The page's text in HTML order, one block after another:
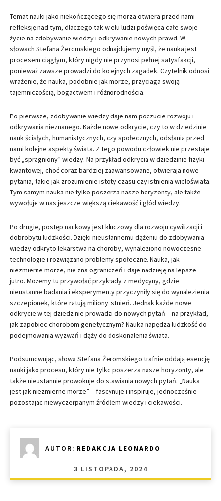
Temat nauki jako niekończącego się morza otwiera przed nami
refleksję nad tym, dlaczego tak wielu ludzi poświęca całe swoje
życie na zdobywanie wiedzy i odkrywanie nowych prawd. W
słowach Stefana Żeromskiego odnajdujemy myśl, że nauka jest
procesem ciągłym, który nigdy nie przynosi pełnej satysfakcji,
ponieważ zawsze prowadzi do kolejnych zagadek. Czytelnik odnosi
wrażenie, że nauka, podobnie jak morze, przyciąga swoją
tajemniczością, bogactwem i różnorodnością.
Po pierwsze, zdobywanie wiedzy daje nam poczucie rozwoju i
odkrywania nieznanego. Każde nowe odkrycie, czy to w dziedzinie
nauk ścisłych, humanistycznych, czy społecznych, odsłania przed
nami kolejne aspekty świata. Z tego powodu człowiek nie przestaje
być „spragniony” wiedzy. Na przykład odkrycia w dziedzinie fizyki
kwantowej, choć coraz bardziej zaawansowane, otwierają nowe
pytania, takie jak zrozumienie istoty czasu czy istnienia wieloświata.
Tym samym nauka nie tylko poszerza nasze horyzonty, ale także
wywołuje w nas jeszcze większą ciekawość i głód wiedzy.
Po drugie, postęp naukowy jest kluczowy dla rozwoju cywilizacji i
dobrobytu ludzkości. Dzięki nieustannemu dążeniu do zdobywania
wiedzy odkryto lekarstwa na choroby, wynaleziono nowoczesne
technologie i rozwiązano problemy społeczne. Nauka, jak
niezmierne morze, nie zna ograniczeń i daje nadzieję na lepsze
jutro. Możemy tu przywołać przykłady z medycyny, gdzie
nieustanne badania i eksperymenty przyczyniły się do wynalezienia
szczepionek, które ratują miliony istnień. Jednak każde nowe
odkrycie w tej dziedzinie prowadzi do nowych pytań – na przykład,
jak zapobiec chorobom genetycznym? Nauka napędza ludzkość do
podejmowania wyzwań i dąży do doskonalenia świata.
Podsumowując, słowa Stefana Żeromskiego trafnie oddają esencję
nauki jako procesu, który nie tylko poszerza nasze horyzonty, ale
także nieustannie prowokuje do stawiania nowych pytań. „Nauka
jest jak niezmierne morze” – fascynuje i inspiruje, jednocześnie
pozostając niewyczerpanym źródłem wiedzy i ciekawości.
AUTOR: REDAKCJA LEONARDO
3 LISTOPADA, 2024